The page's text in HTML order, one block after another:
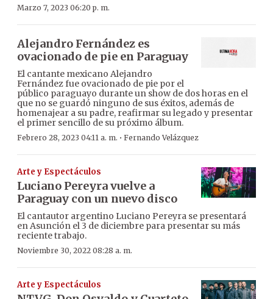
Marzo 7, 2023 06:20 p. m.
Alejandro Fernández es
ovacionado de pie en Paraguay
El cantante mexicano Alejandro
Fernández fue ovacionado de pie por el
público paraguayo durante un show de dos horas en el
que no se guardó ninguno de sus éxitos, además de
homenajear a su padre, reafirmar su legado y presentar
el primer sencillo de su próximo álbum.
Febrero 28, 2023 04:11 a. m. · Fernando Velázquez
Arte y Espectáculos
Luciano Pereyra vuelve a
Paraguay con un nuevo disco
El cantautor argentino Luciano Pereyra se presentará
en Asunción el 3 de diciembre para presentar su más
reciente trabajo.
Noviembre 30, 2022 08:28 a. m.
Arte y Espectáculos